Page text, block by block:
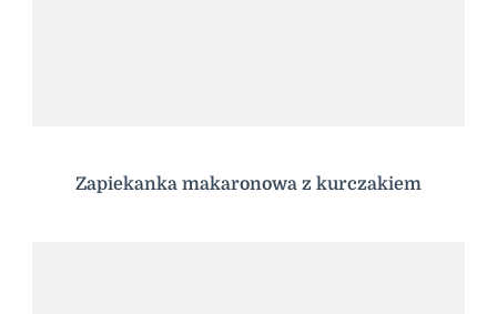
Zapiekanka makaronowa z kurczakiem